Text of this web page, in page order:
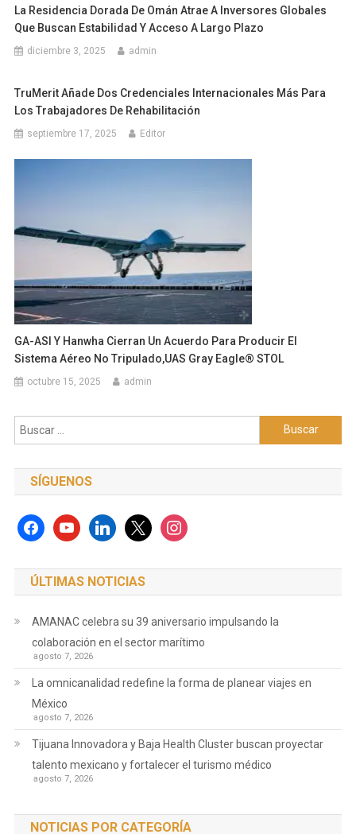
La Residencia Dorada De Omán Atrae A Inversores Globales
Que Buscan Estabilidad Y Acceso A Largo Plazo
diciembre 3, 2025 admin
TruMerit Añade Dos Credenciales Internacionales Más Para
Los Trabajadores De Rehabilitación
septiembre 17, 2025 Editor
GA-ASI Y Hanwha Cierran Un Acuerdo Para Producir El
Sistema Aéreo No Tripulado,UAS Gray Eagle® STOL
octubre 15, 2025 admin
Buscar:
SÍGUENOS
facebookyoutubelinkedinx instagram
ÚLTIMAS NOTICIAS
AMANAC celebra su 39 aniversario impulsando la
colaboración en el sector marítimo
agosto 7, 2026
La omnicanalidad redefine la forma de planear viajes en
México
agosto 7, 2026
Tijuana Innovadora y Baja Health Cluster buscan proyectar
talento mexicano y fortalecer el turismo médico
agosto 7, 2026
NOTICIAS POR CATEGORÍA